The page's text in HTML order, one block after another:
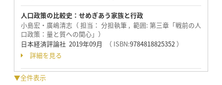
人口政策の比較史：せめぎあう家族と行政
小島宏・廣嶋清志（ 担当： 分担執筆 , 範囲: 第三章「戦前の人
口政策：量と質への関心」）
日本経済評論社 2019年09月
（ ISBN:9784818825352 ）
詳細を見る
▼全件表示